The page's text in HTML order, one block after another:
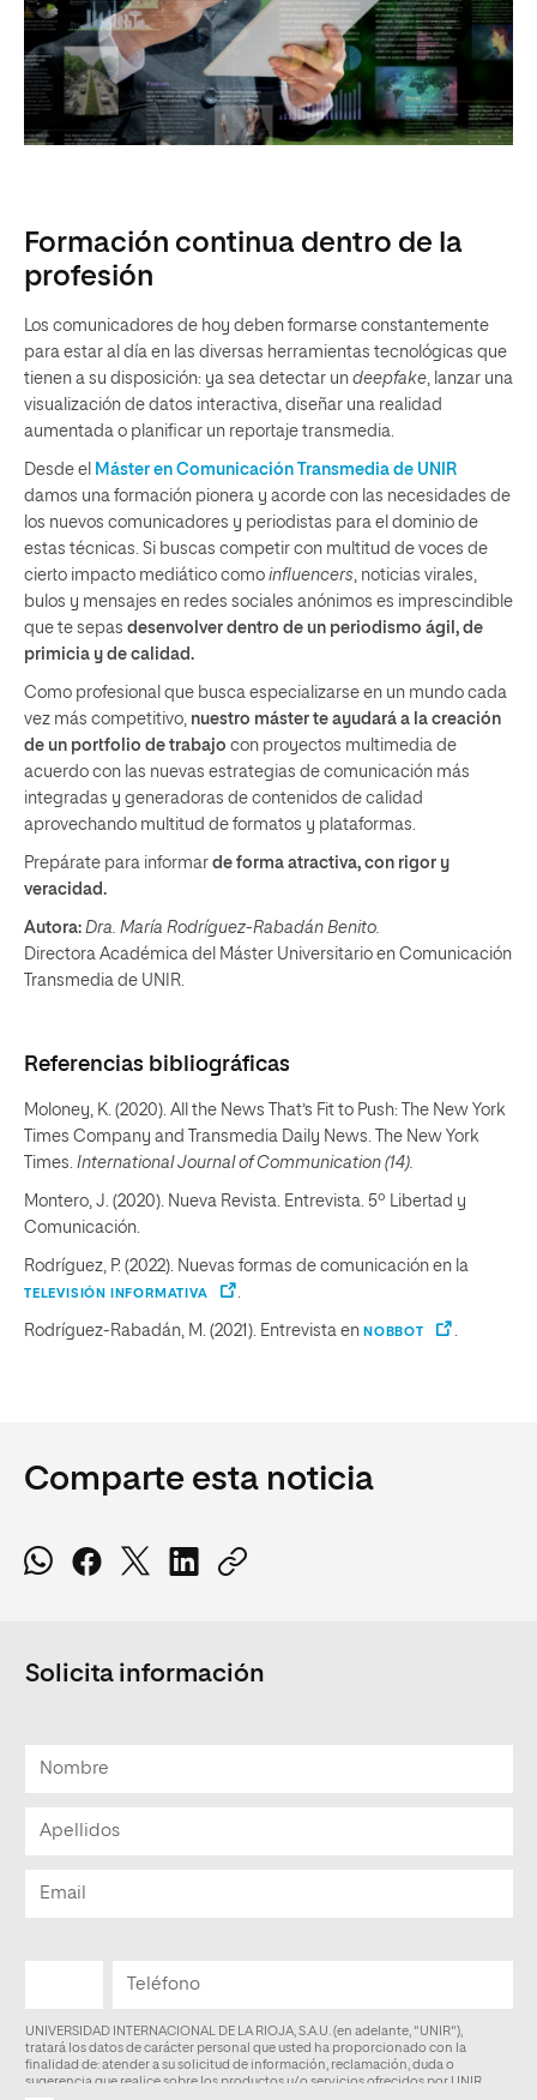
Formación continua dentro de la
profesión
Los comunicadores de hoy deben formarse constantemente
para estar al día en las diversas herramientas tecnológicas que
tienen a su disposición: ya sea detectar un deepfake , lanzar una
visualización de datos interactiva, diseñar una realidad
aumentada o planificar un reportaje transmedia.
Desde el Máster en Comunicación Transmedia de UNIR
damos una formación pionera y acorde con las necesidades de
los nuevos comunicadores y periodistas para el dominio de
estas técnicas. Si buscas competir con multitud de voces de
cierto impacto mediático como influencers , noticias virales,
bulos y mensajes en redes sociales anónimos es imprescindible
que te sepas desenvolver dentro de un periodismo ágil, de
primicia y de calidad.
Como profesional que busca especializarse en un mundo cada
vez más competitivo, nuestro máster te ayudará a la creación
de un portfolio de trabajo con proyectos multimedia de
acuerdo con las nuevas estrategias de comunicación más
integradas y generadoras de contenidos de calidad
aprovechando multitud de formatos y plataformas.
Prepárate para informar de forma atractiva, con rigor y
veracidad.
Autora: Dra. María Rodríguez-Rabadán Benito.
Directora Académica del Máster Universitario en Comunicación
Transmedia de UNIR.
Referencias bibliográficas
Moloney, K. (2020). All the News That’s Fit to Push: The New York
Times Company and Transmedia Daily News. The New York
Times. International Journal of Communication (14).
Montero, J. (2020). Nueva Revista. Entrevista. 5º Libertad y
Comunicación.
Rodríguez, P. (2022). Nuevas formas de comunicación en la
TELEVISIÓN INFORMATIVA
Rodríguez-Rabadán, M. (2021). Entrevista en NOBBOT
Comparte esta noticia
Solicita información